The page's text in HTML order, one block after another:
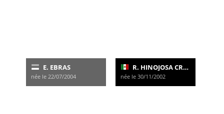
E. EBRAS
née le 22/07/2004
R. HINOJOSA CRUZ
née le 30/11/2002